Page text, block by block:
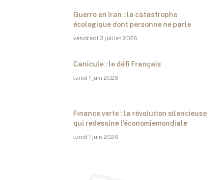
Guerre en Iran : la catastrophe
écologique dont personne ne parle
vendredi 3 juillet 2026
Canicule : le défi Français
lundi 1 juin 2026
Finance verte : la révolution silencieuse
qui redessine l’économiemondiale
lundi 1 juin 2026